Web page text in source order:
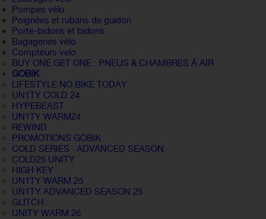
Pompes vélo
Poignées et rubans de guidon
Porte-bidons et bidons
Bagageries vélo
Compteurs velo
BUY ONE GET ONE : PNEUS & CHAMBRES À AIR
GOBIK
LIFESTYLE NO BIKE TODAY
UN1TY COLD 24
HYPEBEAST
UN1TY WARM24
REWIND
PROMOTIONS GOBIK
COLD SERIES · ADVANCED SEASON
COLD25 UNITY
HIGH KEY
UN1TY WARM 25
UN1TY ADVANCED SEASON 25
GLITCH
UNITY WARM 26